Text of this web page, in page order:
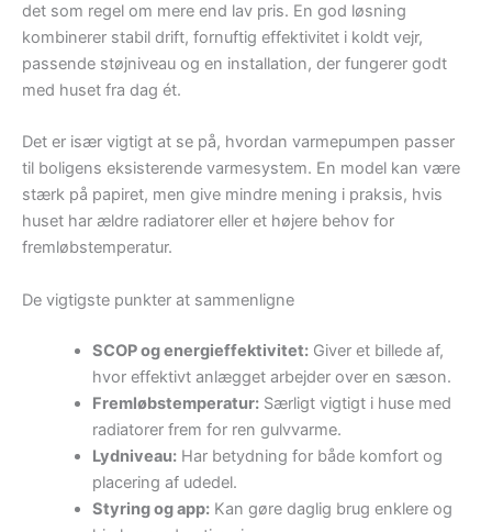
det som regel om mere end lav pris. En god løsning
kombinerer stabil drift, fornuftig effektivitet i koldt vejr,
passende støjniveau og en installation, der fungerer godt
med huset fra dag ét.
Det er især vigtigt at se på, hvordan varmepumpen passer
til boligens eksisterende varmesystem. En model kan være
stærk på papiret, men give mindre mening i praksis, hvis
huset har ældre radiatorer eller et højere behov for
fremløbstemperatur.
De vigtigste punkter at sammenligne
SCOP og energieffektivitet:Giver et billede af,
hvor effektivt anlægget arbejder over en sæson.
Fremløbstemperatur:Særligt vigtigt i huse med
radiatorer frem for ren gulvvarme.
Lydniveau:Har betydning for både komfort og
placering af udedel.
Styring og app:Kan gøre daglig brug enklere og